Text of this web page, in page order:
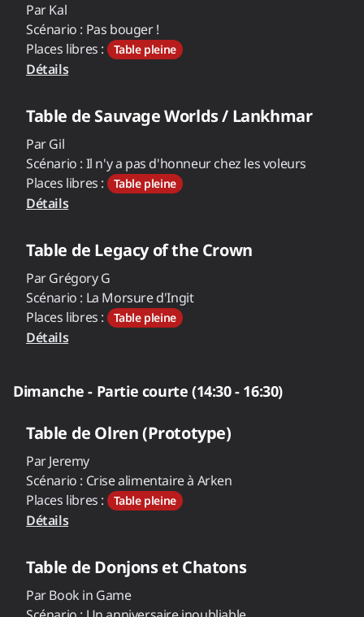
ParKal
Scénario : Pas bouger !
Places libres :
Table pleine
Détails
Table de Sauvage Worlds / Lankhmar
ParGil
Scénario : Il n'y a pas d'honneur chez les voleurs
Places libres :
Table pleine
Détails
Table de Legacy of the Crown
ParGrégory G
Scénario : La Morsure d'Ingit
Places libres :
Table pleine
Détails
Dimanche - Partie courte (14:30 - 16:30)
Table de Olren (Prototype)
ParJeremy
Scénario : Crise alimentaire à Arken
Places libres :
Table pleine
Détails
Table de Donjons et Chatons
ParBook in Game